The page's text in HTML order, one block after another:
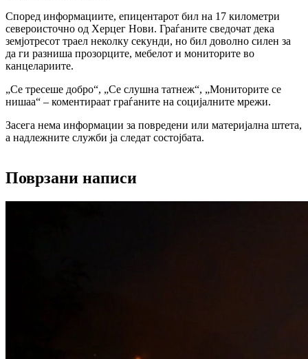
Според информациите, епицентарот бил на 17 километри
североисточно од Херцег Нови. Граѓаните сведочат дека
земјотресот траел неколку секунди, но бил доволно силен за
да ги разниша прозорците, мебелот и мониторите во
канцелариите.
„Се тресеше добро“, „Се слушна татнеж“, „Мониторите се
нишаа“ – коментираат граѓаните на социјалните мрежи.
Засега нема информации за повредени или материјална штета,
а надлежните служби ја следат состојбата.
Поврзани написи